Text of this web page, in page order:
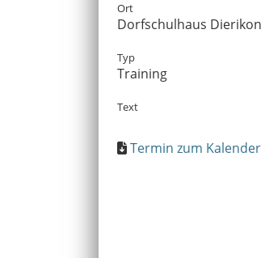
Ort
Dorfschulhaus Dierikon
Typ
Training
Text
Termin zum Kalender